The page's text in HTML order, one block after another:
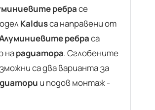
ребрасе
Kaldusса направени от
ребраса
нарадиатора. Сглобените
са два варианта за
и подов монтаж -